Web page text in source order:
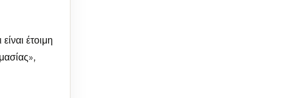
έτοιμη